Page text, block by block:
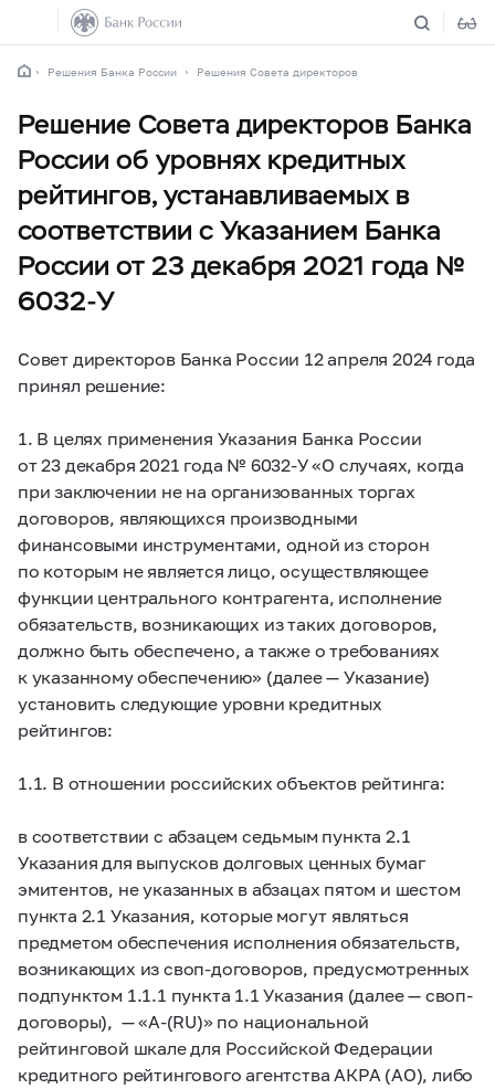
Решения Банка России Решения Совета директоров
Решение Совета директоров Банка
России об уровнях кредитных
рейтингов, устанавливаемых в
соответствии с Указанием Банка
России от 23 декабря 2021 года №
6032-У
Совет директоров Банка России 12 апреля 2024 года
принял решение:
1. В целях применения Указания Банка России
от 23 декабря 2021 года № 6032-У«О случаях, когда
при заключении не на организованных торгах
договоров, являющихся производными
финансовыми инструментами, одной из сторон
по которым не является лицо, осуществляющее
функции центрального контрагента, исполнение
обязательств, возникающих из таких договоров,
должно быть обеспечено, а также о требованиях
к указанному обеспечению» (далее — Указание)
установить следующие уровни кредитных
рейтингов:
1.1. В отношении российских объектов рейтинга:
в соответствии с абзацем седьмым пункта 2.1
Указания для выпусков долговых ценных бумаг
эмитентов, не указанных в абзацах пятом и шестом
пункта 2.1 Указания, которые могут являться
предметом обеспечения исполнения обязательств,
возникающих из своп-договоров, предусмотренных
подпунктом 1.1.1 пункта 1.1 Указания (далее — своп-
договоры), — «A-(RU)» по национальной
рейтинговой шкале для Российской Федерации
кредитного рейтингового агентства АКРА (АО), либо